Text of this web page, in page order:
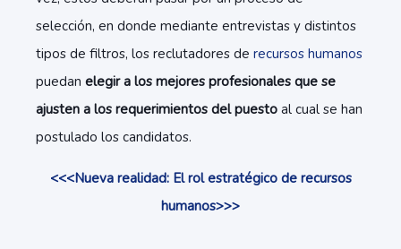
selección, en donde mediante entrevistas y distintos
tipos de filtros, los reclutadores de recursos humanos
puedan elegir a los mejores profesionales que se
ajusten a los requerimientos del puesto al cual se han
postulado los candidatos.
<<<Nueva realidad: El rol estratégico de recursos
humanos>>>